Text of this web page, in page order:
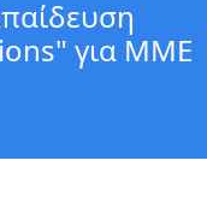
για ΜΜΕ